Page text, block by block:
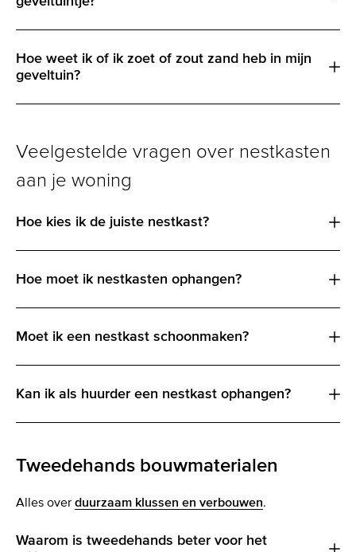
Hoe weet ik of ik zoet of zout zand heb in mijn
geveltuin?
Veelgestelde vragen over nestkasten
aan je woning
Hoe kies ik de juiste nestkast?
Hoe moet ik nestkasten ophangen?
Moet ik een nestkast schoonmaken?
Kan ik als huurder een nestkast ophangen?
Tweedehands bouwmaterialen
Alles over duurzaam klussen en verbouwen.
Waarom is tweedehands beter voor het